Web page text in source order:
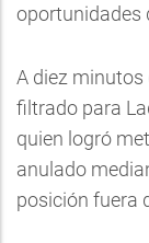
oportunidades
A diez minutos
filtrado para
quien logró
anulado
posición fuera